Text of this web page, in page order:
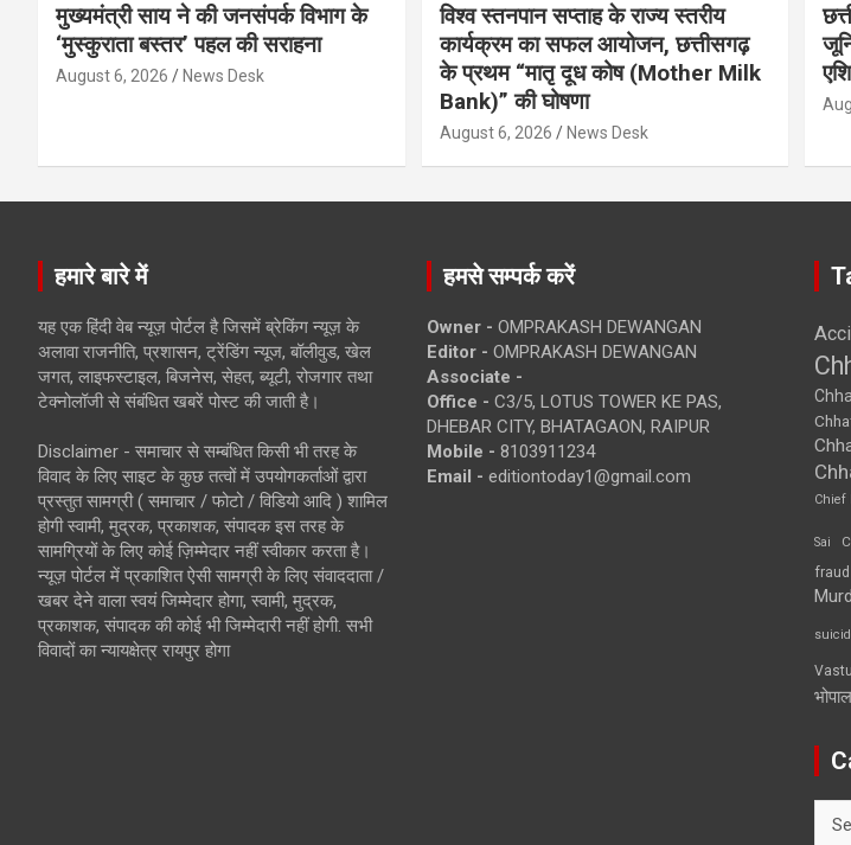
मुख्यमंत्री साय ने की जनसंपर्क विभाग के
‘मुस्कुराता बस्तर’ पहल की सराहना
August 6, 2026 News Desk
विश्व स्तनपान सप्ताह के राज्य स्तरीय
कार्यक्रम का सफल आयोजन, छत्तीसगढ़
के प्रथम “मातृ दूध कोष (Mother Milk
Bank)” की घोषणा
August 6, 2026 News Desk
हमारे बारे में
यह एक हिंदी वेब न्यूज़ पोर्टल है जिसमें ब्रेकिंग न्यूज़ के
अलावा राजनीति, प्रशासन, ट्रेंडिंग न्यूज, बॉलीवुड, खेल
जगत, लाइफस्टाइल, बिजनेस, सेहत, ब्यूटी, रोजगार तथा
टेक्नोलॉजी से संबंधित खबरें पोस्ट की जाती है।
Disclaimer - समाचार से सम्बंधित किसी भी तरह के
विवाद के लिए साइट के कुछ तत्वों में उपयोगकर्ताओं द्वारा
प्रस्तुत सामग्री ( समाचार / फोटो / विडियो आदि ) शामिल
होगी स्वामी, मुद्रक, प्रकाशक, संपादक इस तरह के
सामग्रियों के लिए कोई ज़िम्मेदार नहीं स्वीकार करता है।
न्यूज़ पोर्टल में प्रकाशित ऐसी सामग्री के लिए संवाददाता /
खबर देने वाला स्वयं जिम्मेदार होगा, स्वामी, मुद्रक,
प्रकाशक, संपादक की कोई भी जिम्मेदारी नहीं होगी. सभी
विवादों का न्यायक्षेत्र रायपुर होगा
हमसे सम्पर्क करें
Owner - OMPRAKASH DEWANGAN
Editor - OMPRAKASH DEWANGAN
Associate -
Office - C3/5, LOTUS TOWER KE PAS,
DHEBAR CITY, BHATAGAON, RAIPUR
Mobile - 8103911234
Email - editiontoday1@gmail.com
Chief
Sai
fraud
Vastu
भोपाल